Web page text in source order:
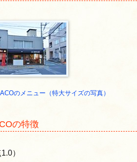
のメニュー（特大サイズの写真）
の特徴
）